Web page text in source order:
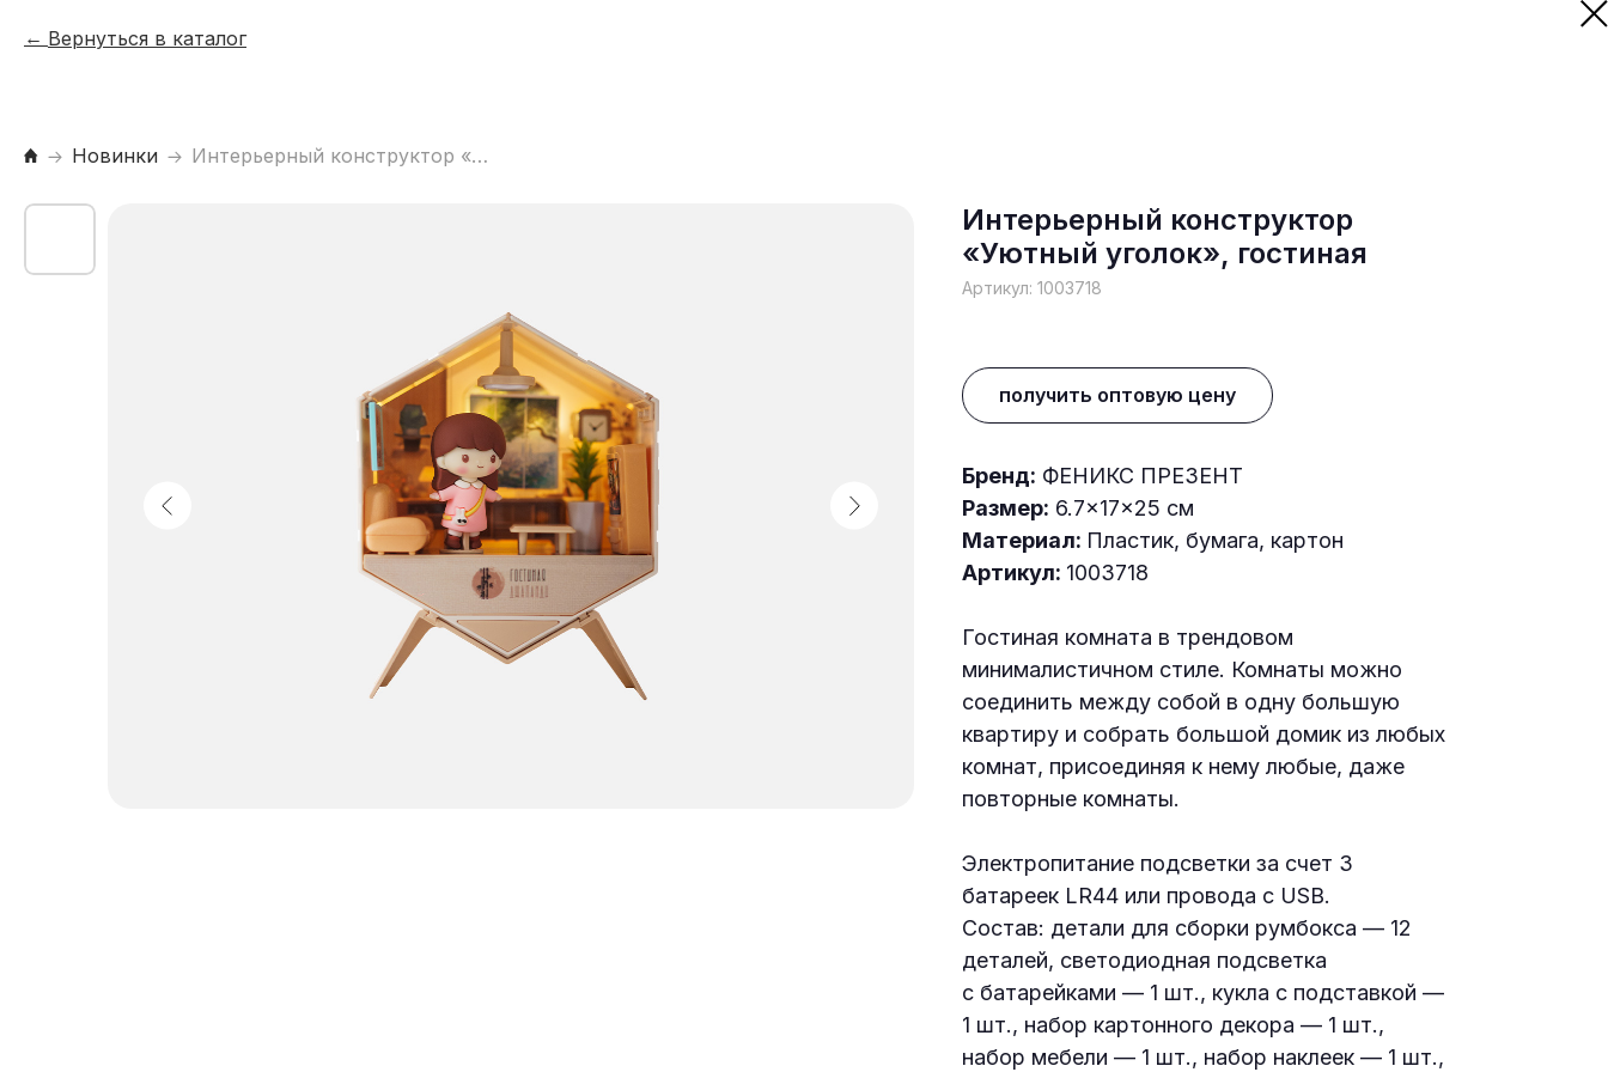
Вернуться в каталог
Новинки Интерьерный конструктор «Уютный уголок», гостиная
Интерьерный конструктор
«Уютный уголок», гостиная
Артикул: 1003718
получить оптовую цену
Бренд: ФЕНИКС ПРЕЗЕНТ
Размер: 6.7×17×25 см
Материал: Пластик, бумага, картон
Артикул: 1003718
Гостиная комната в трендовом
минималистичном стиле. Комнаты можно
соединить между собой в одну большую
квартиру и собрать большой домик из любых
комнат, присоединяя к нему любые, даже
повторные комнаты.
Электропитание подсветки за счет 3
батареек LR44 или провода с USB.
Состав: детали для сборки румбокса — 12
деталей, светодиодная подсветка
с батарейками — 1 шт., кукла с подставкой —
1 шт., набор картонного декора — 1 шт.,
набор мебели — 1 шт., набор наклеек — 1 шт.,